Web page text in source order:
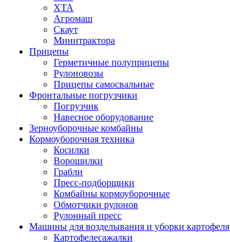
ХТА
Агромаш
Скаут
Минитрактора
Прицепы
Герметичные полуприцепы
Рулоновозы
Прицепы самосвальные
Фронтальные погрузчики
Погрузчик
Навесное оборудование
Зерноуборочные комбайны
Кормоуборочная техника
Косилки
Ворошилки
Грабли
Пресс-подборщики
Комбайны кормоуборочные
Обмотчики рулонов
Рулонный пресс
Машины для возделывания и уборки картофеля
Картофелесажалки